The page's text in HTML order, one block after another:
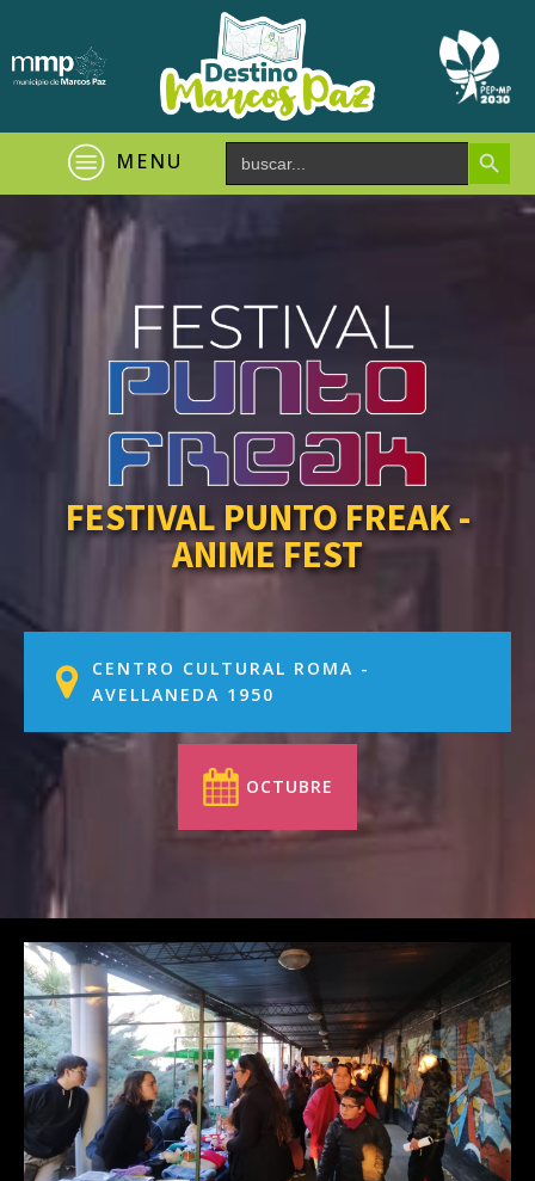
MENU Search
for:
Search Button
FESTIVAL PUNTO FREAK -
ANIME FEST
CENTRO CULTURAL ROMA -
AVELLANEDA 1950
OCTUBRE